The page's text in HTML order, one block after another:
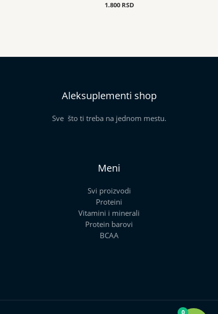
1.800 RSD
Aleksuplementi shop
Sve što ti treba na jednom mestu.
Meni
Svi proizvodi
Proteini
Vitamini i minerali
Protein barovi
BCAA
0